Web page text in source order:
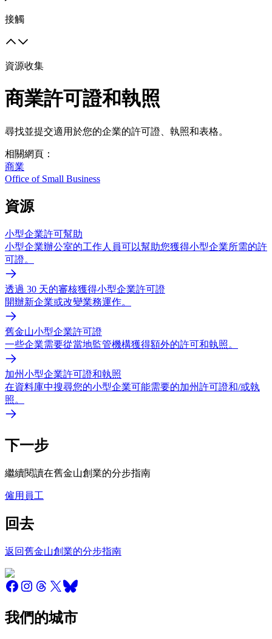
接觸
資源收集
商業許可證和執照
尋找並提交適用於您的企業的許可證、執照和表格。
相關網頁：
商業
Office of Small Business
資源
小型企業許可幫助
小型企業辦公室的工作人員可以幫助您獲得小型企業所需的許
可證。
透過 30 天的審核獲得小型企業許可證
開辦新企業或改變業務運作。
舊金山小型企業許可證
一些企業需要從當地監管機構獲得額外的許可和執照。
加州小型企業許可證和執照
在資料庫中搜尋您的小型企業可能需要的加州許可證和/或執
照。
下一步
繼續閱讀在舊金山創業的分步指南
僱用員工
回去
返回舊金山創業的分步指南
我們的城市